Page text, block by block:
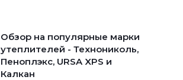
Обзор на популярные марки
утеплителей - Технониколь,
Пеноплэкс, URSA XPS и
Калкан